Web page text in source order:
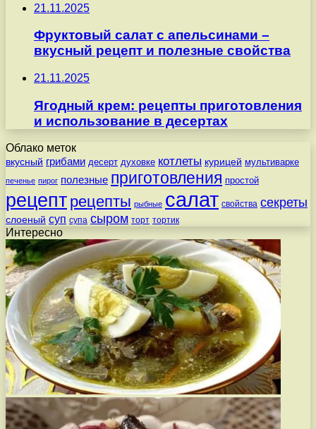
21.11.2025
Фруктовый салат с апельсинами –
вкусный рецепт и полезные свойства
21.11.2025
Ягодный крем: рецепты приготовления
и использование в десертах
Облако меток
вкусный грибами десерт духовке котлеты курицей мультиварке
печенье пирог полезные приготовления простой
рецепт рецепты рыбные салат свойства секреты
слоеный суп супа сыром торт тортик
Интересно